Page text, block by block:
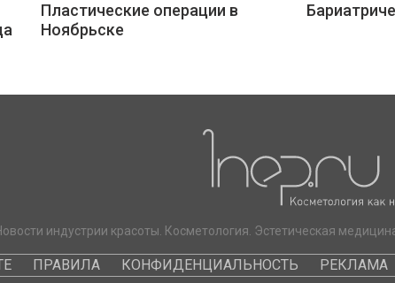
Пластические операции в
Ноябрьске
индустрии красоты. Косметология. Эстетическая
ПРАВИЛА КОНФИДЕНЦИАЛЬНОСТЬ РЕКЛАМА